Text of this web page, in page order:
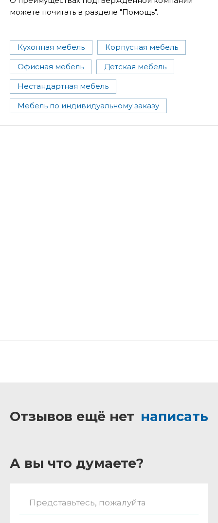
можете почитать в разделе "Помощь".
Кухонная мебель Корпусная мебель
Офисная мебель Детская мебель
Нестандартная мебель
Мебель по индивидуальному заказу
Отзывов ещё нет написать
А вы что думаете?